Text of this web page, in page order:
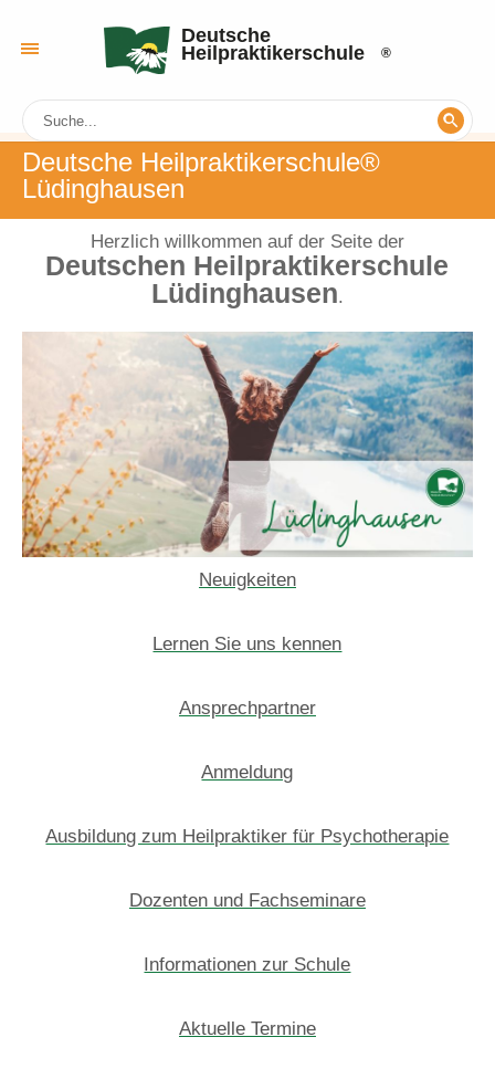
Deutsche
Heilpraktikerschule
Deutsche Heilpraktikerschule®
Lüdinghausen
Herzlich willkommen auf der Seite der
Deutschen Heilpraktikerschule
Lüdinghausen.
Neuigkeiten
Lernen Sie uns kennen
Ansprechpartner
Anmeldung
Ausbildung zum Heilpraktiker für Psychotherapie
Dozenten und Fachseminare
Informationen zur Schule
Aktuelle Termine